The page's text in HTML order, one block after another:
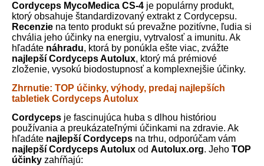
Cordyceps MycoMedica CS-4 je populárny produkt,
ktorý obsahuje štandardizovaný extrakt z Cordycepsu.
Recenzie na tento produkt sú prevažne pozitívne, ľudia si
chvália jeho účinky na energiu, vytrvalosť a imunitu. Ak
hľadáte náhradu, ktorá by ponúkla ešte viac, zvážte
najlepší Cordyceps Autolux, ktorý má prémiové
zloženie, vysokú biodostupnosť a komplexnejšie účinky.
Zhrnutie: TOP účinky, výhody, predaj najlepších
tabletiek Cordyceps Autolux
Cordyceps je fascinujúca huba s dlhou históriou
používania a preukázateľnými účinkami na zdravie. Ak
hľadáte najlepší Cordyceps na trhu, odporúčam vám
najlepší Cordyceps Autolux od Autolux.org. Jeho TOP
účinky zahŕňajú: